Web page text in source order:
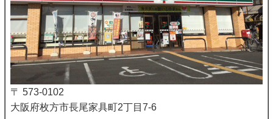
〒 573-0102
大阪府枚方市長尾家具町2丁目7-6